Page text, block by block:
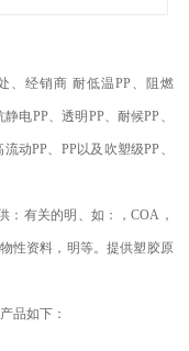
、经销商 耐低温PP 、阻燃
静电PP、透明 PP、耐候PP 、
流动PP、 PP 以及吹塑级PP 、
：有关的明、如：，COA ，
物性资料，明等。提供塑胶原
品如下：